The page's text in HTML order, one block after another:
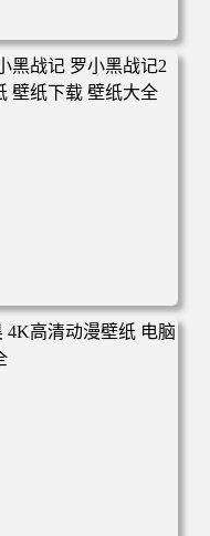
4K动漫壁纸 电脑桌
记 罗小黑战记2 风息
壁纸大全